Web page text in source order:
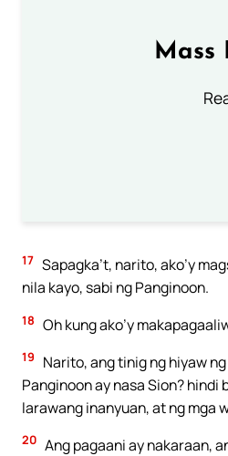
Mass
17 Sapagka’t, narito, ako’y
nila kayo, sabi ng Panginoon.
18 Oh kung ako’y
19
Narito, ang tinig ng hiyaw
Panginoon ay nasa Sion? hindi
larawang inanyuan, at ng mga
20 Ang pagaani ay nakaraan,